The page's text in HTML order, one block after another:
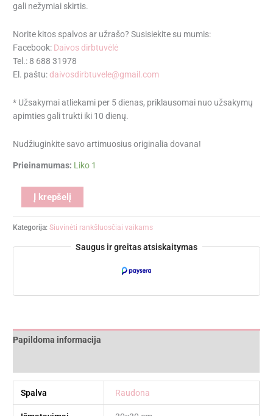
gali nežymiai skirtis.
Norite kitos spalvos ar užrašo? Susisiekite su mumis:
Facebook: Daivos dirbtuvėlė
Tel.: 8 688 31978
El. paštu: daivosdirbtuvele@gmail.com
* Užsakymai atliekami per 5 dienas, priklausomai nuo užsakymų
apimties gali trukti iki 10 dienų.
Nudžiuginkite savo artimuosius originalia dovana!
Prieinamumas: Liko 1
Į krepšelį
Kategorija:Siuvinėti rankšluosčiai vaikams
Saugus ir greitas atsiskaitymas
Papildoma informacija
Spalva Raudona